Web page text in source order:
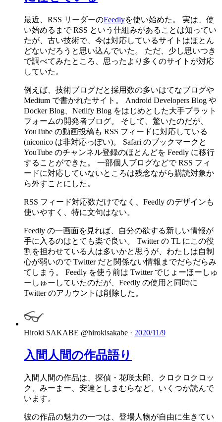
最近、RSS リーダーのFeedlyを使い始めた。 実は、使
い始めるまで RSS という仕組みがあることは知ってい
たが、古い技術で、今は対応しているサイトはほとん
どないだろうと思い込んでいた。 ただ、少し思いつき
で調べてみたところ、思ったより多くのサイトが対応
していた。
例えば、技術ブログだと採用数の多いはてなブログや
Medium で書かれたサイト。 Android Developers Blog や
Docker Blog、Netlify Blog をはじめとした大手プラット
フォームの開発者ブログ。 そして、驚いたのだが、
YouTube の動画投稿も RSS フィードに対応している
(niconico は非対応っぽい)。 Safari のブックマークと
YouTube のチャンネル登録のほとんどを Feedly に移行
することができた。 一部個人ブログなどで RSS フィ
ードに対応していないところは残念ながら購読対象か
ら外すことにした。
RSS フィード対応数だけでなく、Feedly のデザインも
使いやすく、特に文句はない。
Feedly の一画面を見れば、自分の欲する新しい情報が
手に入るのはとても楽で良い。 Twitter の TL にこの役
割を担わせている人は多いかと思うが、わたしは自制
心が弱いので Twitter だと関係ない情報までだらだらみ
てしまう。 Feedly を使う前は Twitter でじょーほーしゅ
ーしゅーしていたのだが、Feedly の使用と同時に
Twitter のアカウントは削除した。
Hiroki SAKABE @hirokisakabe · 2020/11/9
入間人間の作品語り
入間人間の作品は、探偵・花咲太郎、クロクロクロッ
ク、みーまー、安達としまむらなど、いくつか読んで
います。
彼の作品の魅力の一つは、登場人物が自由に生きてい